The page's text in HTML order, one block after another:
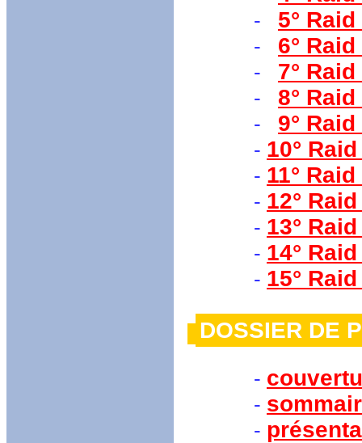
- 5°
- 6°
- 7°
- 8°
- 9°
- 10°
- 11°
- 12°
- 13°
- 14°
- 15°
DOSSIER
-
-
-